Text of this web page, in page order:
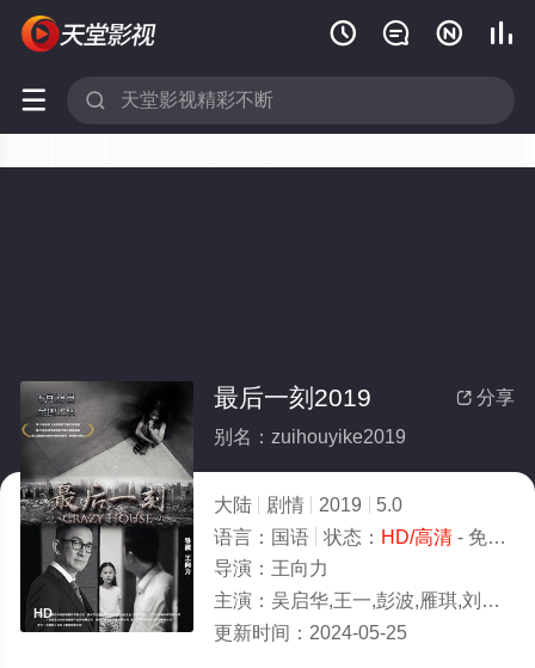
   
 
HD
 分享
最后一刻2019
别名：zuihouyike2019
大陆 剧情 2019
5.0
语言： 国语 状态： HD/高清- 免费在线观看
导演： 王向力
主演： 吴启华,王一,彭波,雁琪,刘俊峰,欧倩如,赵彦乔,严宸希,胡子玫
更新时间： 2024-05-25